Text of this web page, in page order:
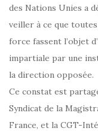
des Nations Unies a
veiller à ce que
force fassent l’objet
impartiale par une
la direction opposée.
Ce constat est
Syndicat de la
France, et la CGT-